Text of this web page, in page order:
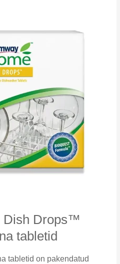
Drops™
tabletid
tabletid on pakendatud